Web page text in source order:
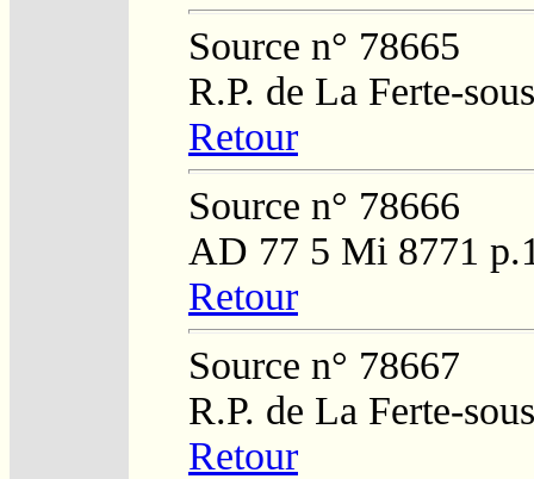
Source n° 78665
R.P. de La Ferte-
Retour
Source n° 78666
AD 77 5 Mi 8771
Retour
Source n° 78667
R.P. de La Ferte-
Retour